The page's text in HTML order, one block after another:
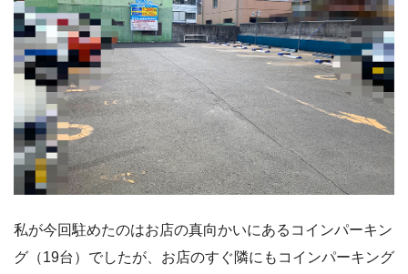
私が今回駐めたのはお店の真向かいにあるコインパーキン
グ（19台）でしたが、お店のすぐ隣にもコインパーキング